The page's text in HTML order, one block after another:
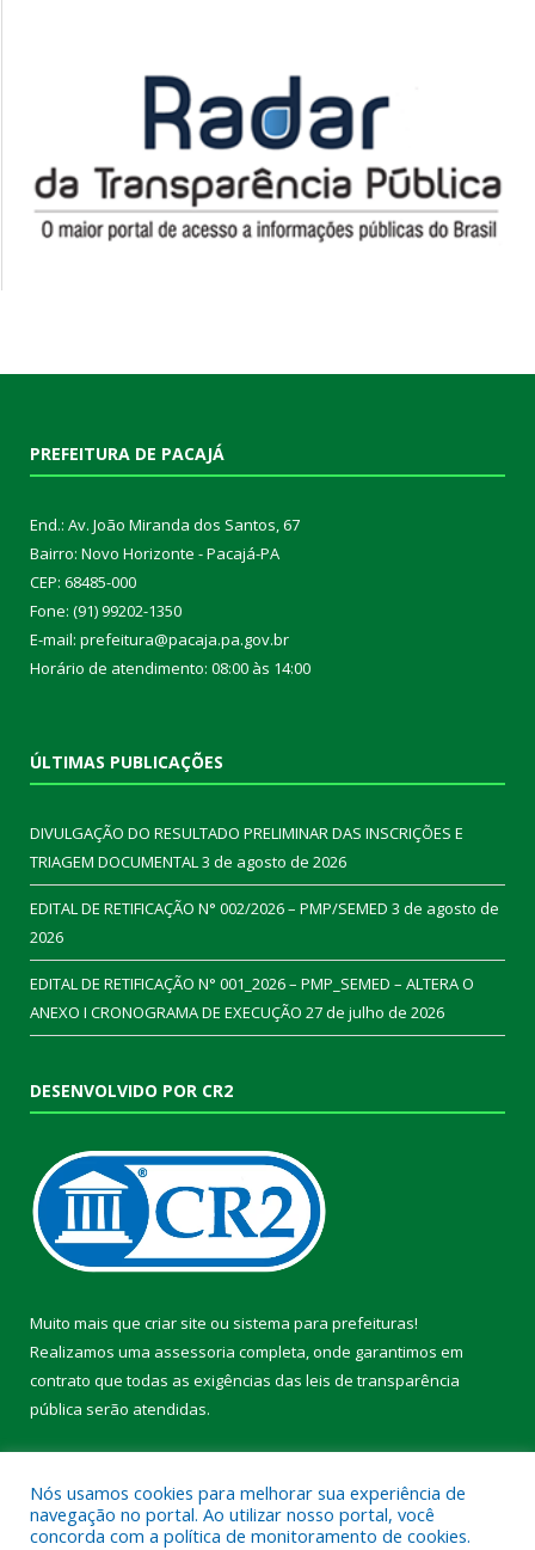
PREFEITURA DE PACAJÁ
End.: Av. João Miranda dos Santos, 67
Bairro: Novo Horizonte - Pacajá-PA
CEP: 68485-000
Fone: (91) 99202-1350
E-mail: prefeitura@pacaja.pa.gov.br
Horário de atendimento: 08:00 às 14:00
ÚLTIMAS PUBLICAÇÕES
DIVULGAÇÃO DO RESULTADO PRELIMINAR DAS INSCRIÇÕES E
TRIAGEM DOCUMENTAL3 de agosto de 2026
EDITAL DE RETIFICAÇÃO N° 002/2026 – PMP/SEMED 3 de agosto de
2026
EDITAL DE RETIFICAÇÃO N° 001_2026 – PMP_SEMED – ALTERA O
ANEXO I CRONOGRAMA DE EXECUÇÃO 27 de julho de 2026
DESENVOLVIDO POR CR2
Muito mais que criar site ou sistema para prefeituras!
Realizamos uma assessoria completa, onde garantimos em
contrato que todas as exigências das leis de transparência
pública serão atendidas.
Nós usamos cookies para melhorar sua experiência de
navegação no portal. Ao utilizar nosso portal, você
concorda com a política de monitoramento de cookies.